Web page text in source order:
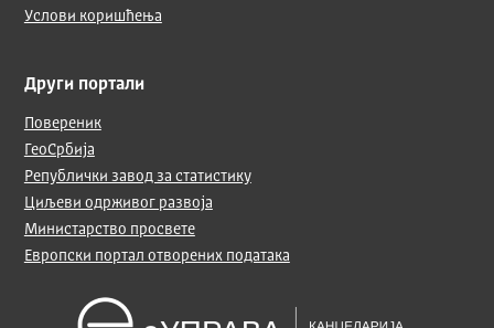
Услови коришћења
Други портали
Повереник
ГеоСрбија
Републички завод за статистику
Циљеви одрживог развоја
Министарство просвете
Европски портал отворених података